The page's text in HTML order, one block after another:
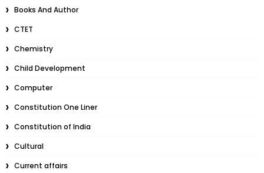
Books And Author
CTET
Chemistry
Child Development
Computer
Constitution One Liner
Constitution of India
Cultural
Current affairs